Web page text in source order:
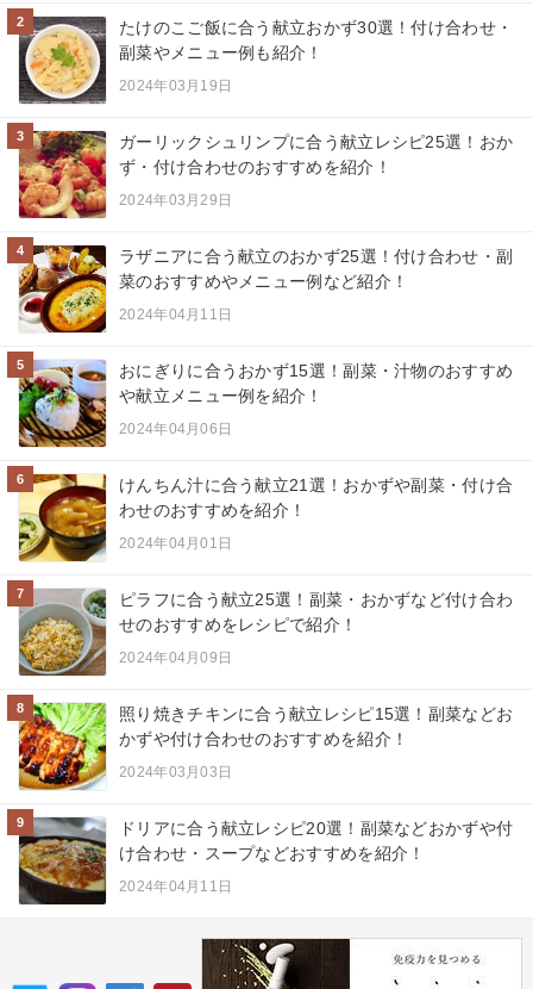
2
たけのこご飯に合う献立おかず30選！付け合わせ・
副菜やメニュー例も紹介！
2024年03月19日
3
ガーリックシュリンプに合う献立レシピ25選！おか
ず・付け合わせのおすすめを紹介！
2024年03月29日
4
ラザニアに合う献立のおかず25選！付け合わせ・副
菜のおすすめやメニュー例など紹介！
2024年04月11日
5
おにぎりに合うおかず15選！副菜・汁物のおすすめ
や献立メニュー例を紹介！
2024年04月06日
6
けんちん汁に合う献立21選！おかずや副菜・付け合
わせのおすすめを紹介！
2024年04月01日
7
ピラフに合う献立25選！副菜・おかずなど付け合わ
せのおすすめをレシピで紹介！
2024年04月09日
8
照り焼きチキンに合う献立レシピ15選！副菜などお
かずや付け合わせのおすすめを紹介！
2024年03月03日
9
ドリアに合う献立レシピ20選！副菜などおかずや付
け合わせ・スープなどおすすめを紹介！
2024年04月11日